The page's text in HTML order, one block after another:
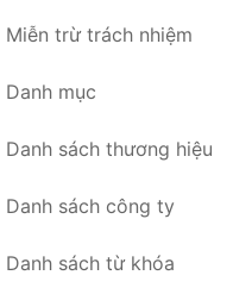
Miễn trừ trách nhiệm
Danh mục
Danh sách thương hiệu
Danh sách công ty
Danh sách từ khóa